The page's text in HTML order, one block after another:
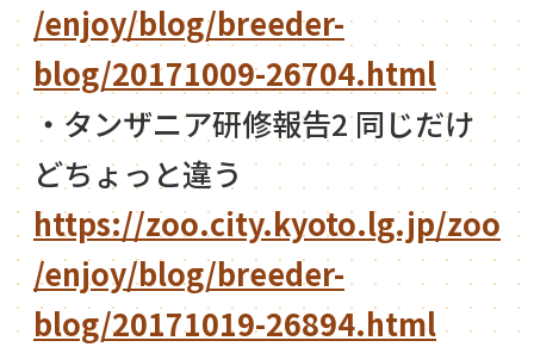
/enjoy/blog/breeder-
blog/20171009-26704.html
・タンザニア研修報告2 同じだけ
どちょっと違う
https://zoo.city.kyoto.lg.jp/zoo
/enjoy/blog/breeder-
blog/20171019-26894.html